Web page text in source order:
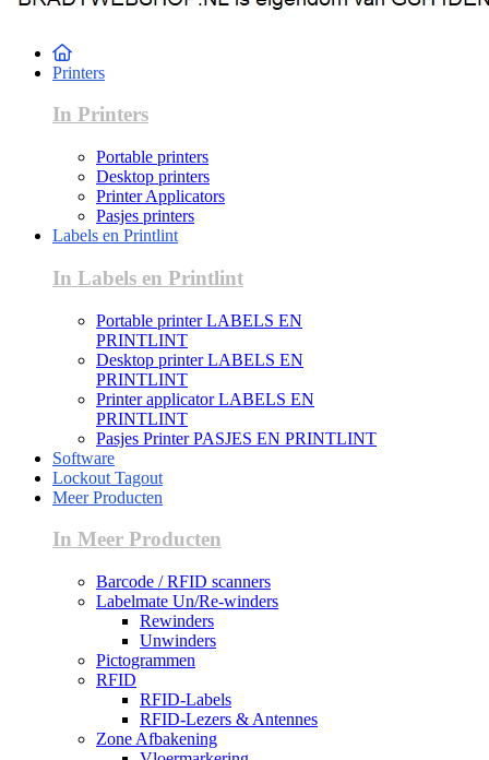
Printers
In Printers
Portable printers
Desktop printers
Printer Applicators
Pasjes printers
Labels en Printlint
In Labels en Printlint
Portable printer LABELS EN
PRINTLINT
Desktop printer LABELS EN
PRINTLINT
Printer applicator LABELS EN
PRINTLINT
Pasjes Printer PASJES EN PRINTLINT
Software
Lockout Tagout
Meer Producten
In Meer Producten
Barcode / RFID scanners
Labelmate Un/Re-winders
Rewinders
Unwinders
Pictogrammen
RFID
RFID-Labels
RFID-Lezers & Antennes
Zone Afbakening